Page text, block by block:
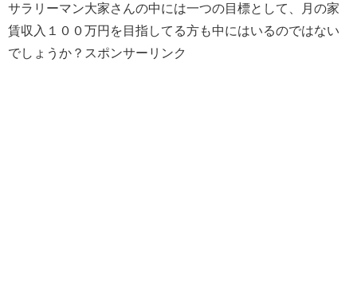
サラリーマン大家さんの中には一つの目標として、月の家
賃収入１００万円を目指してる方も中にはいるのではない
でしょうか？スポンサーリンク